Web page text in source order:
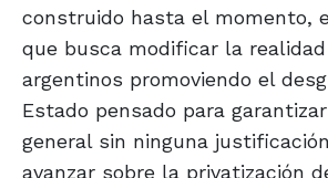
construido hasta el momento,
que busca modificar la
argentinos promoviendo el
Estado pensado para
general sin ninguna
avanzar sobre la privatización